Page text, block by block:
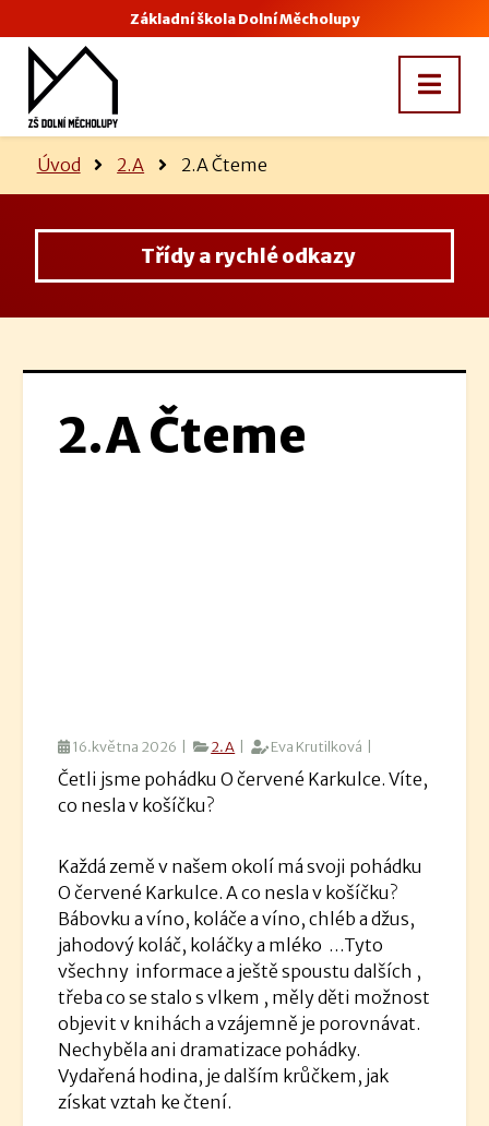
Základní škola Dolní Měcholupy
Úvod 2.A 2.A Čteme
Třídy a rychlé odkazy
2.A Čteme
16.května 2026 | 2.A | Eva Krutilková |
Četli jsme pohádku O červené Karkulce. Víte,
co nesla v košíčku?
Každá země v našem okolí má svoji pohádku
O červené Karkulce. A co nesla v košíčku?
Bábovku a víno, koláče a víno, chléb a džus,
jahodový koláč, koláčky a mléko …Tyto
všechny informace a ještě spoustu dalších ,
třeba co se stalo s vlkem , měly děti možnost
objevit v knihách a vzájemně je porovnávat.
Nechyběla ani dramatizace pohádky.
Vydařená hodina, je dalším krůčkem, jak
získat vztah ke čtení.